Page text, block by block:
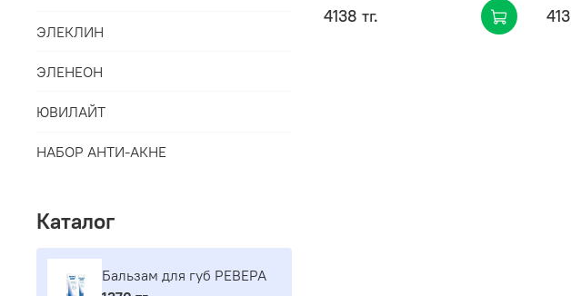
4138 тг.
ЭЛЕКЛИН
ЭЛЕНЕОН
ЮВИЛАЙТ
НАБОР АНТИ-АКНЕ
Каталог
Бальзам для губ РЕВЕРА